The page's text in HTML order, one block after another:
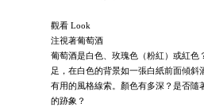
觀看 Look
注視著葡萄酒
葡萄酒是白色、玫瑰色（粉紅）或紅色
足，在白色的背景如一張白紙前面傾斜
有用的風格線索。顏色有多深？是否隨
的跡象？